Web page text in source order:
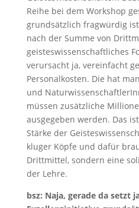
Reihe bei dem Workshop
grundsätzlich fragwürdig
nach der Summe von
geisteswissenschaftliches
verursacht ja, vereinfacht
Personalkosten. Die hat
und
müssen zusätzliche
ausgegeben werden. Das
Stärke der
kluger Köpfe und dafür
Drittmittel, sondern eine
der Lehre.
bsz: Naja, gerade da setzt